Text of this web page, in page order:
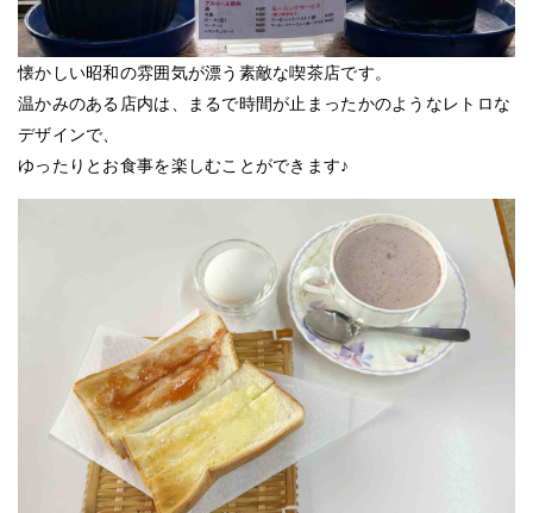
懐かしい昭和の雰囲気が漂う素敵な喫茶店です。
温かみのある店内は、まるで時間が止まったかのようなレトロな
デザインで、
ゆったりとお食事を楽しむことができます♪